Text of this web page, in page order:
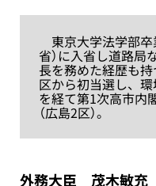
東京大学法学部卒
省）に入省し道路
長を務めた経歴も
区から初当選し、
を経て第1次高市内
（広島2区）。
外務大臣 茂木敏充